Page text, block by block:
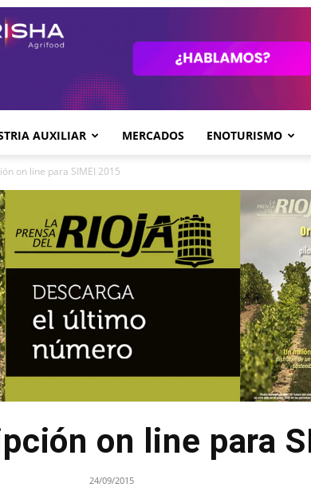
AUXILIAR MERCADOS ENOTURISMO
on line para SIMEI 2015
on line para
24/09/2015